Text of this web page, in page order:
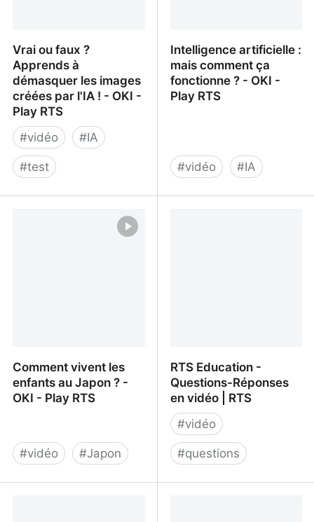
Vrai ou faux ?
Apprends à
démasquer les images
créées par l'IA ! - OKI -
Play RTS
#vidéo #IA
#test
à démasquer les images
créées par l'IA ! - OKI -
Intelligence artificielle :
mais comment ça
fonctionne ? - OKI -
Play RTS
#vidéo #IA
Comment vivent les
enfants au Japon ? -
OKI - Play RTS
#vidéo #Japon
RTS Education -
Questions-Réponses
en vidéo | RTS
#vidéo
#questions